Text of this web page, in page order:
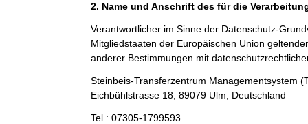
2. Name und Anschrift des für die
Verantwortlicher im Sinne der Datenschutz-
Mitgliedstaaten der Europäischen Union
anderer Bestimmungen mit
Steinbeis-Transferzentrum Managementsystem
Eichbühlstrasse 18, 89079 Ulm, Deutschland
Tel.: 07305-1799593